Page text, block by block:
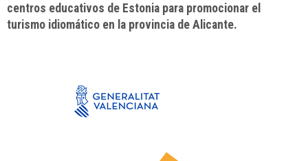
centros educativos de Estonia para promocionar el
turismo idiomático en la provincia de Alicante.